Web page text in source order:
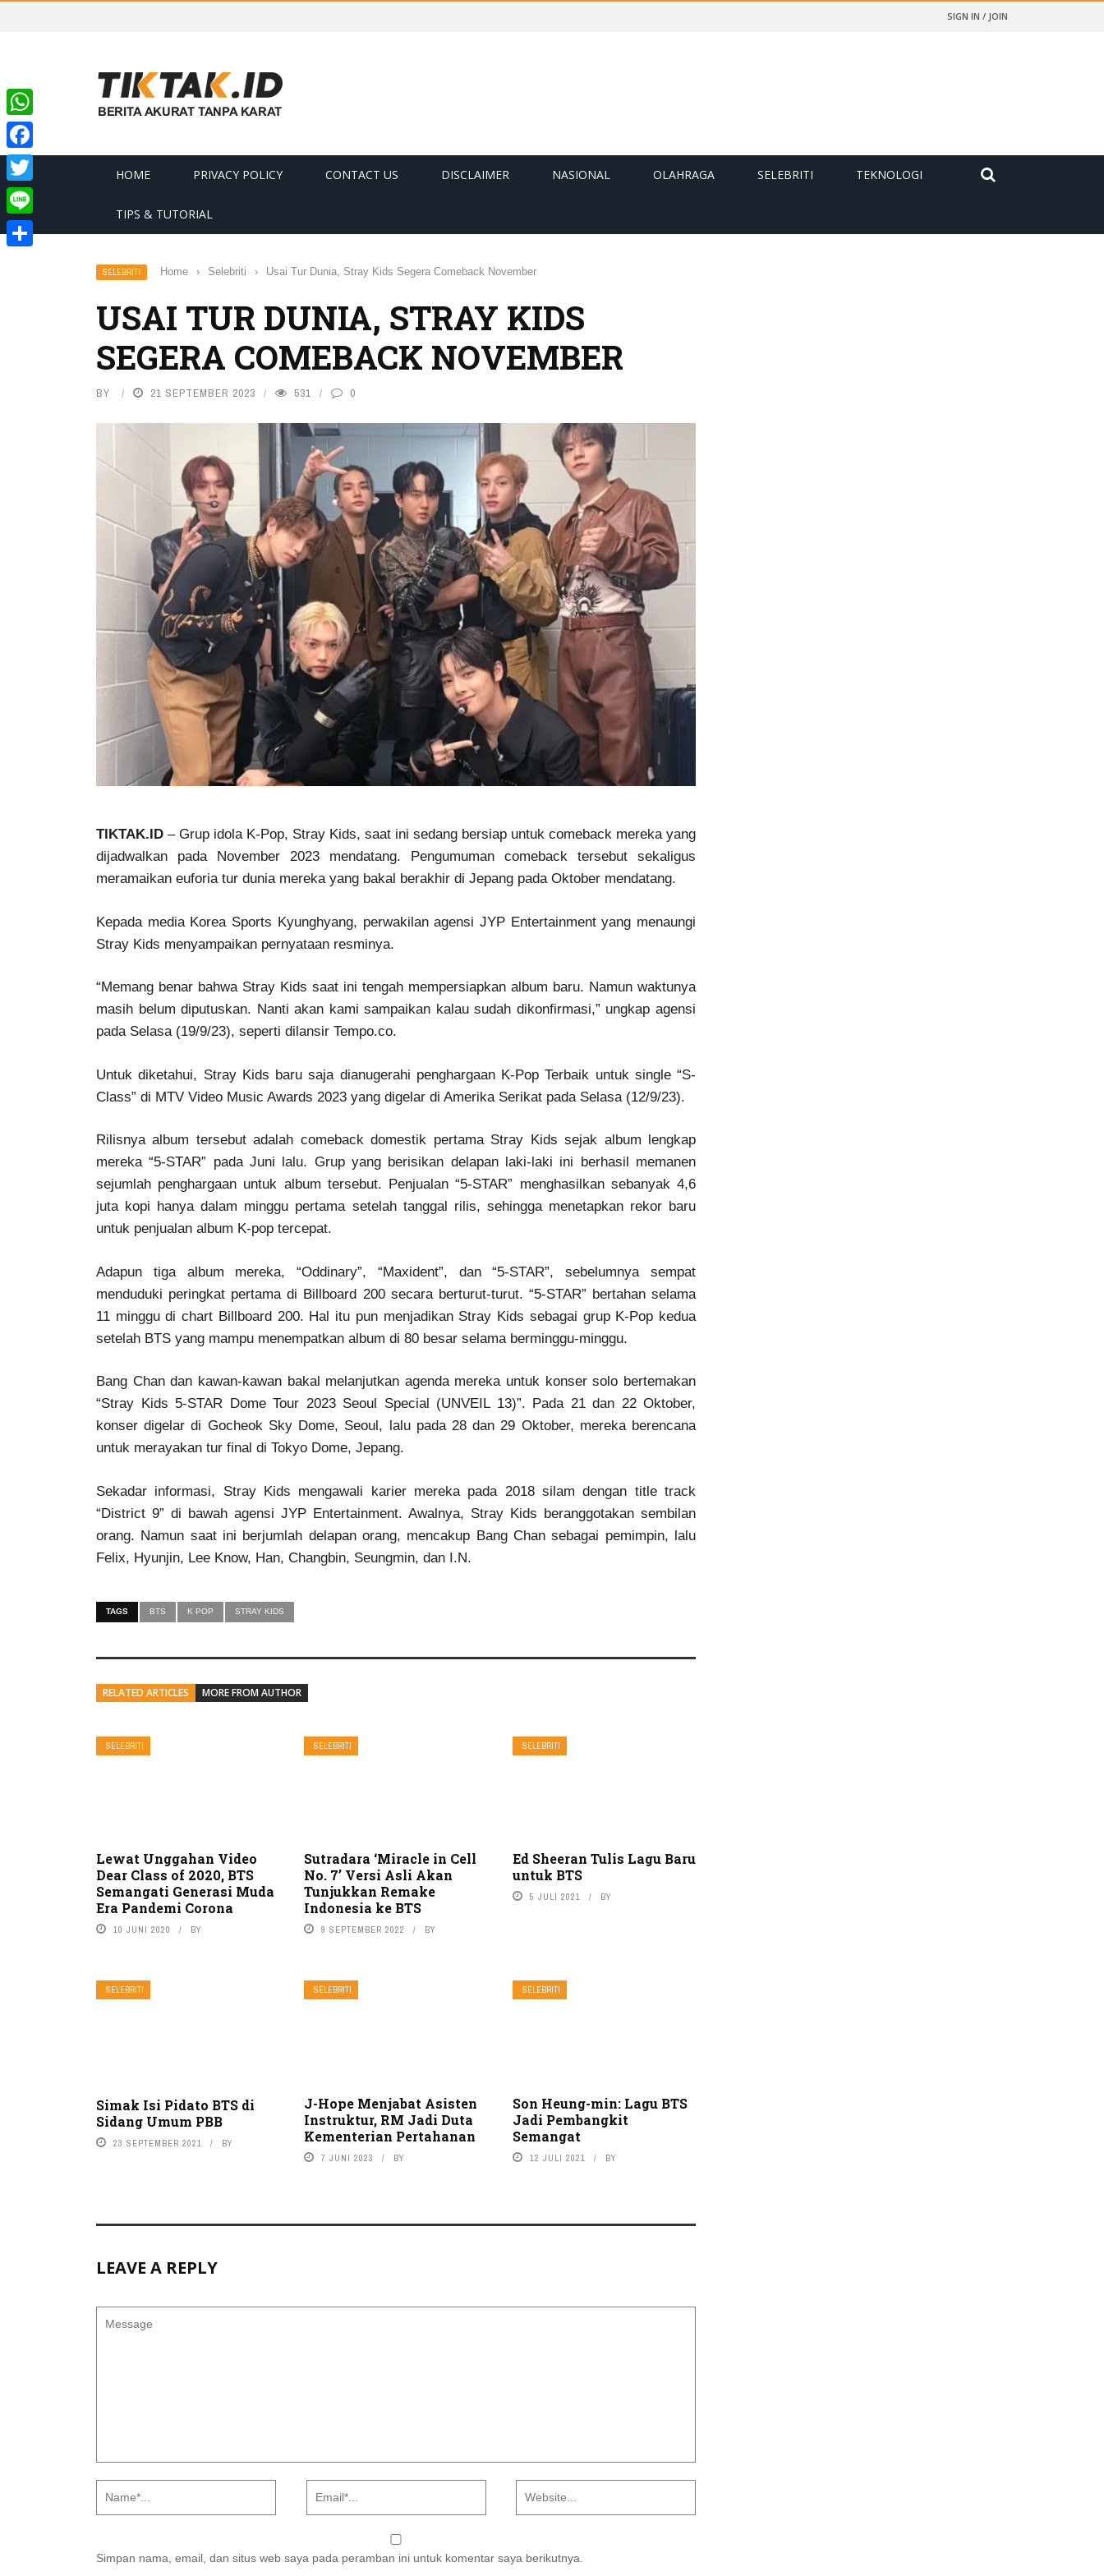
SIGN IN / JOIN
HOME PRIVACY POLICY CONTACT US DISCLAIMER NASIONAL OLAHRAGA SELEBRITI TEKNOLOGI
TIPS & TUTORIAL
SELEBRITI Home › Selebriti › Usai Tur Dunia, Stray Kids Segera Comeback November
USAI TUR DUNIA, STRAY KIDS
SEGERA COMEBACK NOVEMBER
BY 21 SEPTEMBER 2023 531 0
TIKTAK.ID – Grup idola K-Pop, Stray Kids, saat ini sedang bersiap untuk comeback mereka yang
dijadwalkan pada November 2023 mendatang. Pengumuman comeback tersebut sekaligus
meramaikan euforia tur dunia mereka yang bakal berakhir di Jepang pada Oktober mendatang.
Kepada media Korea Sports Kyunghyang, perwakilan agensi JYP Entertainment yang menaungi
Stray Kids menyampaikan pernyataan resminya.
“Memang benar bahwa Stray Kids saat ini tengah mempersiapkan album baru. Namun waktunya
masih belum diputuskan. Nanti akan kami sampaikan kalau sudah dikonfirmasi,” ungkap agensi
pada Selasa (19/9/23), seperti dilansir Tempo.co.
Untuk diketahui, Stray Kids baru saja dianugerahi penghargaan K-Pop Terbaik untuk single “S-
Class” di MTV Video Music Awards 2023 yang digelar di Amerika Serikat pada Selasa (12/9/23).
Rilisnya album tersebut adalah comeback domestik pertama Stray Kids sejak album lengkap
mereka “5-STAR” pada Juni lalu. Grup yang berisikan delapan laki-laki ini berhasil memanen
sejumlah penghargaan untuk album tersebut. Penjualan “5-STAR” menghasilkan sebanyak 4,6
juta kopi hanya dalam minggu pertama setelah tanggal rilis, sehingga menetapkan rekor baru
untuk penjualan album K-pop tercepat.
Adapun tiga album mereka, “Oddinary”, “Maxident”, dan “5-STAR”, sebelumnya sempat
menduduki peringkat pertama di Billboard 200 secara berturut-turut. “5-STAR” bertahan selama
11 minggu di chart Billboard 200. Hal itu pun menjadikan Stray Kids sebagai grup K-Pop kedua
setelah BTS yang mampu menempatkan album di 80 besar selama berminggu-minggu.
Bang Chan dan kawan-kawan bakal melanjutkan agenda mereka untuk konser solo bertemakan
“Stray Kids 5-STAR Dome Tour 2023 Seoul Special (UNVEIL 13)”. Pada 21 dan 22 Oktober,
konser digelar di Gocheok Sky Dome, Seoul, lalu pada 28 dan 29 Oktober, mereka berencana
untuk merayakan tur final di Tokyo Dome, Jepang.
Sekadar informasi, Stray Kids mengawali karier mereka pada 2018 silam dengan title track
“District 9” di bawah agensi JYP Entertainment. Awalnya, Stray Kids beranggotakan sembilan
orang. Namun saat ini berjumlah delapan orang, mencakup Bang Chan sebagai pemimpin, lalu
Felix, Hyunjin, Lee Know, Han, Changbin, Seungmin, dan I.N.
TAGS BTS K POP STRAY KIDS
RELATED ARTICLES MORE FROM AUTHOR
SELEBRITI
Lewat Unggahan Video
Dear Class of 2020, BTS
Semangati Generasi Muda
Era Pandemi Corona
10 JUNI 2020 BY
SELEBRITI
Sutradara ‘Miracle in Cell
No. 7’ Versi Asli Akan
Tunjukkan Remake
Indonesia ke BTS
9 SEPTEMBER 2022 BY
SELEBRITI
Ed Sheeran Tulis Lagu Baru
untuk BTS
5 JULI 2021 BY
SELEBRITI
Simak Isi Pidato BTS di
Sidang Umum PBB
23 SEPTEMBER 2021 BY
SELEBRITI
J-Hope Menjabat Asisten
Instruktur, RM Jadi Duta
Kementerian Pertahanan
7 JUNI 2023 BY
SELEBRITI
Son Heung-min: Lagu BTS
Jadi Pembangkit
Semangat
12 JULI 2021 BY
LEAVE A REPLY
Simpan nama, email, dan situs web saya pada peramban ini untuk komentar saya berikutnya.
WhatsApp
Facebook
Twitter
Line